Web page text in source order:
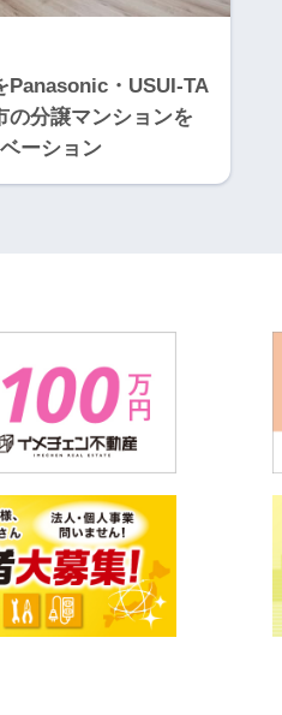
Panasonic・USUI-TA
の分譲マンションを
ーション